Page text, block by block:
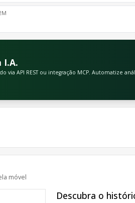
I.A.
API REST ou integração MCP. Automatize
móvel
Descubra o